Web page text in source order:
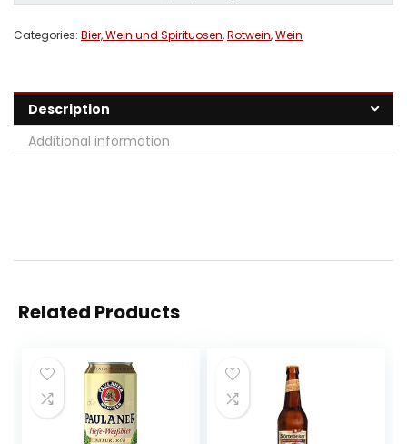
Categories: Bier, Wein und Spirituosen,Rotwein,Wein
Description
Additional information
Related Products